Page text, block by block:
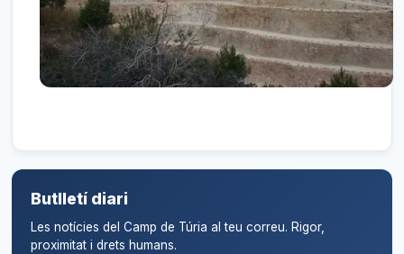
Butlletí diari
Les notícies del Camp de Túria al teu correu. Rigor,
proximitat i drets humans.